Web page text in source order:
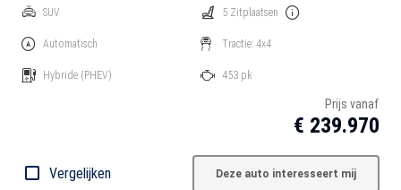
SUV
Automatisch
Hybride (PHEV)
5 Zitplaatsen
Tractie: 4x4
453 pk
Prijs vanaf
€ 239.970
Vergelijken Deze auto interesseert mij